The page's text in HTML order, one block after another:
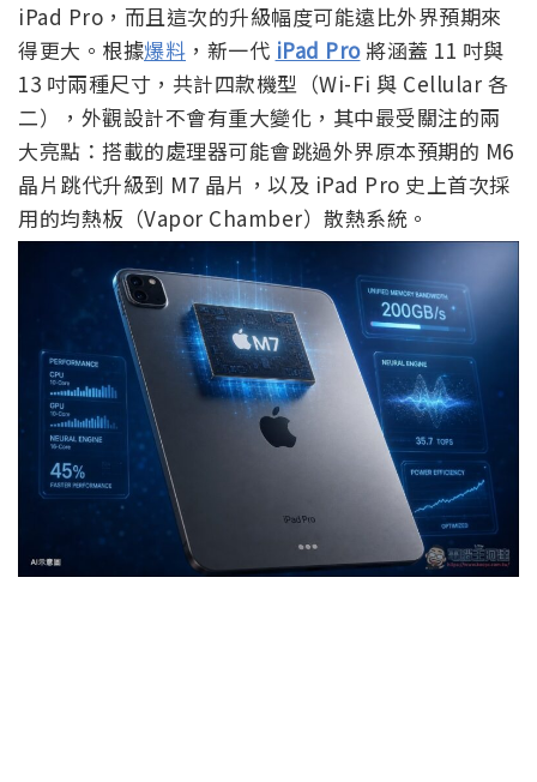
iPad Pro，而且這次的升級幅度可能遠比外界預期來
得更大。根據爆料 ，新一代 iPad Pro將涵蓋 11 吋與
13 吋兩種尺寸，共計四款機型（Wi-Fi 與 Cellular 各
二），外觀設計不會有重大變化，其中最受關注的兩
大亮點：搭載的處理器可能會跳過外界原本預期的 M6
晶片跳代升級到 M7 晶片，以及 iPad Pro 史上首次採
用的均熱板（Vapor Chamber）散熱系統。